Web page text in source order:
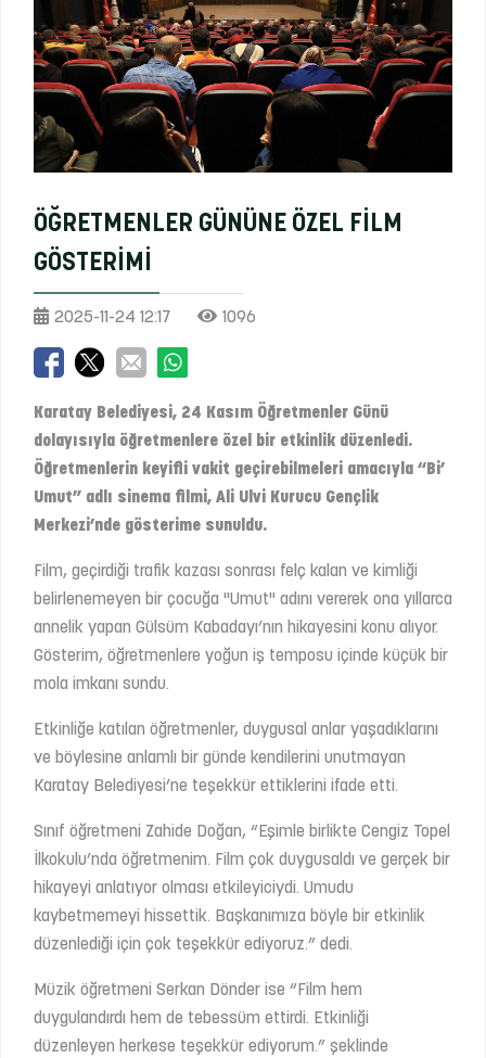
ÖĞRETMENLER GÜNÜNE ÖZEL FİLM
GÖSTERİMİ
2025-11-24 12:17 1096
Karatay Belediyesi, 24 Kasım Öğretmenler Günü
dolayısıyla öğretmenlere özel bir etkinlik düzenledi.
Öğretmenlerin keyifli vakit geçirebilmeleri amacıyla “Bi’
Umut” adlı sinema filmi, Ali Ulvi Kurucu Gençlik
Merkezi’nde gösterime sunuldu.
Film, geçirdiği trafik kazası sonrası felç kalan ve kimliği
belirlenemeyen bir çocuğa "Umut" adını vererek ona yıllarca
annelik yapan Gülsüm Kabadayı’nın hikayesini konu alıyor.
Gösterim, öğretmenlere yoğun iş temposu içinde küçük bir
mola imkanı sundu.
Etkinliğe katılan öğretmenler, duygusal anlar yaşadıklarını
ve böylesine anlamlı bir günde kendilerini unutmayan
Karatay Belediyesi’ne teşekkür ettiklerini ifade etti.
Sınıf öğretmeni Zahide Doğan, “Eşimle birlikte Cengiz Topel
İlkokulu’nda öğretmenim. Film çok duygusaldı ve gerçek bir
hikayeyi anlatıyor olması etkileyiciydi. Umudu
kaybetmemeyi hissettik. Başkanımıza böyle bir etkinlik
düzenlediği için çok teşekkür ediyoruz.” dedi.
Müzik öğretmeni Serkan Dönder ise “Film hem
duygulandırdı hem de tebessüm ettirdi. Etkinliği
düzenleyen herkese teşekkür ediyorum.” şeklinde